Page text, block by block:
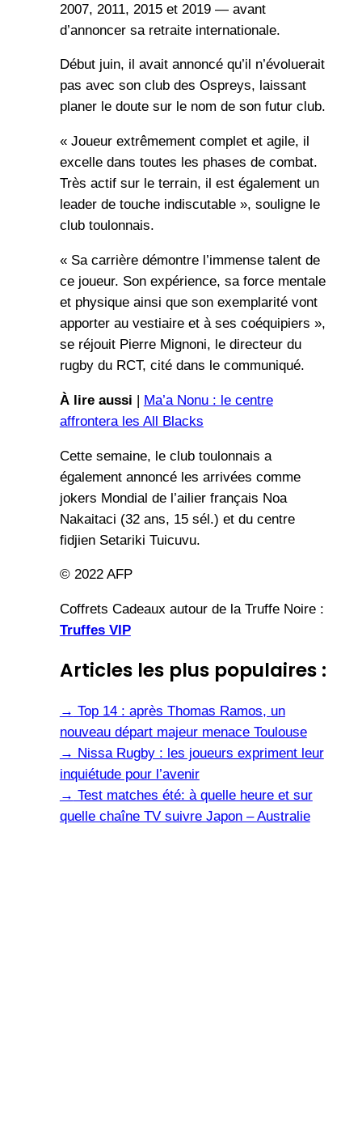
2007, 2011, 2015 et 2019 — avant
d’annoncer sa retraite internationale.
Début juin, il avait annoncé qu’il n’évoluerait
pas avec son club des Ospreys, laissant
planer le doute sur le nom de son futur club.
« Joueur extrêmement complet et agile, il
excelle dans toutes les phases de combat.
Très actif sur le terrain, il est également un
leader de touche indiscutable », souligne le
club toulonnais.
« Sa carrière démontre l’immense talent de
ce joueur. Son expérience, sa force mentale
et physique ainsi que son exemplarité vont
apporter au vestiaire et à ses coéquipiers »,
se réjouit Pierre Mignoni, le directeur du
rugby du RCT, cité dans le communiqué.
À lire aussi | Ma’a Nonu : le centre
affrontera les All Blacks
Cette semaine, le club toulonnais a
également annoncé les arrivées comme
jokers Mondial de l’ailier français Noa
Nakaitaci (32 ans, 15 sél.) et du centre
fidjien Setariki Tuicuvu.
© 2022 AFP
Coffrets Cadeaux autour de la Truffe Noire :
Truffes VIP
Articles les plus populaires :
→ Top 14 : après Thomas Ramos, un
nouveau départ majeur menace Toulouse
→ Nissa Rugby : les joueurs expriment leur
inquiétude pour l’avenir
→ Test matches été: à quelle heure et sur
quelle chaîne TV suivre Japon – Australie